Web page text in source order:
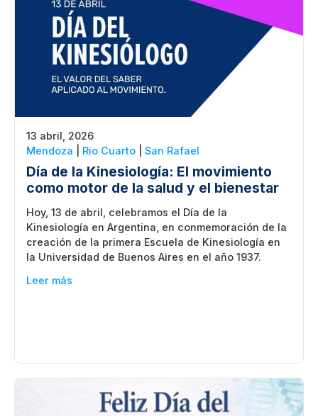
13 abril, 2026
Mendoza
Rio Cuarto San Rafael
Día de la Kinesiología: El movimiento
como motor de la salud y el bienestar
Hoy, 13 de abril, celebramos el Día de la
Kinesiología en Argentina, en conmemoración de la
creación de la primera Escuela de Kinesiología en
la Universidad de Buenos Aires en el año 1937.
Leer más